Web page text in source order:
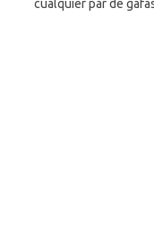
cualquier par de